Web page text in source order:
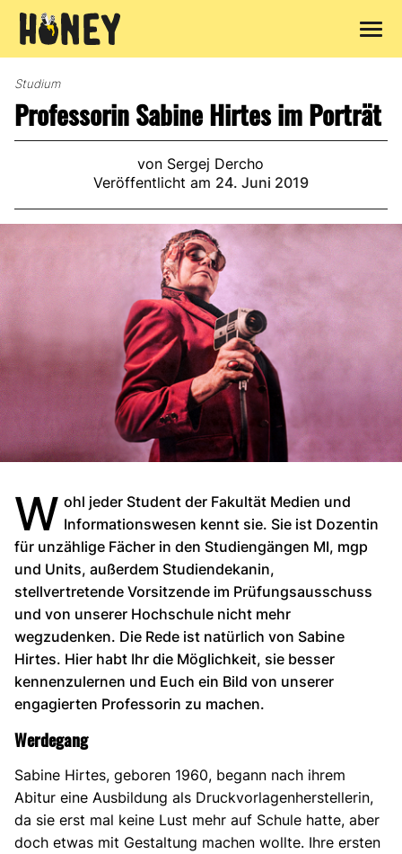
Inhalt
Studium
Professorin Sabine Hirtes im Porträt
von Sergej Dercho
Veröffentlicht am 24. Juni 2019
W ohl jeder Student der Fakultät Medien und
Informationswesen kennt sie. Sie ist Dozentin
für unzählige Fächer in den Studiengängen MI, mgp
und Units, außerdem Studiendekanin,
stellvertretende Vorsitzende im Prüfungsausschuss
und von unserer Hochschule nicht mehr
wegzudenken. Die Rede ist natürlich von Sabine
Hirtes. Hier habt Ihr die Möglichkeit, sie besser
kennenzulernen und Euch ein Bild von unserer
engagierten Professorin zu machen.
Werdegang
Sabine Hirtes, geboren 1960, begann nach ihrem
Abitur eine Ausbildung als Druckvorlagenherstellerin,
da sie erst mal keine Lust mehr auf Schule hatte, aber
doch etwas mit Gestaltung machen wollte. Ihre ersten